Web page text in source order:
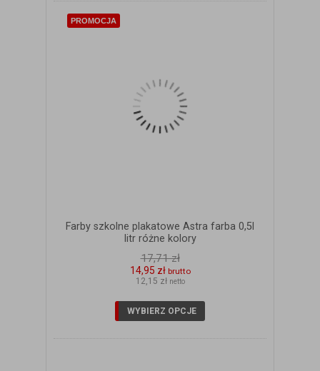
PROMOCJA
Farby szkolne plakatowe Astra farba 0,5l
litr różne kolory
17,71 zł
14,95 zł brutto
12,15 zł netto
WYBIERZ OPCJE